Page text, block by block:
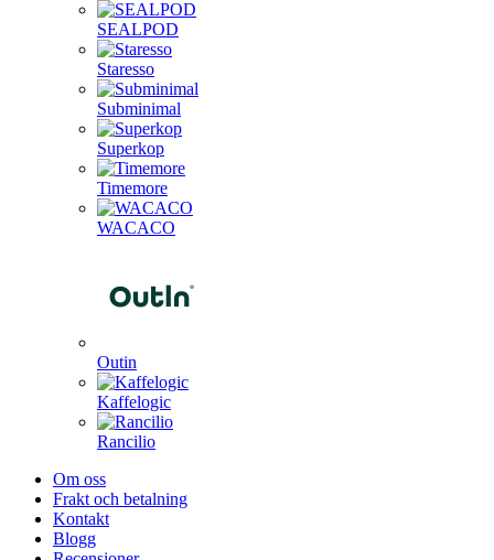
SEALPOD
Staresso
Subminimal
Superkop
Timemore
WACACO
Outin
Kaffelogic
Rancilio
Om oss
Frakt och betalning
Kontakt
Blogg